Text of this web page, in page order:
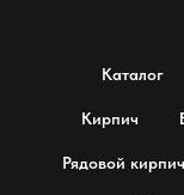
Каталог
Кирпич
Рядовой кирпич